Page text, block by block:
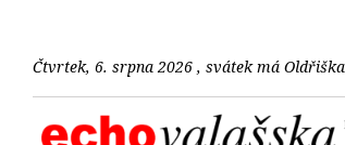
Čtvrtek, 6. srpna 2026 , svátek má Oldřiška